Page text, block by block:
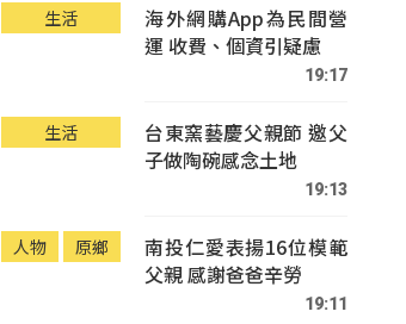
生活
海外網購App為民間營
運 收費、個資引疑慮
19:17
生活
台東窯藝慶父親節 邀父
子做陶碗感念土地
19:13
人物 原鄉
南投仁愛表揚16位模範
父親 感謝爸爸辛勞
19:11